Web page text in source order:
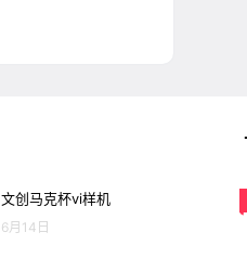
文创马克杯vi样机
6月14日